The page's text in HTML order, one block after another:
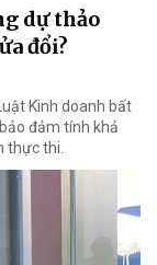
dự thảo
đổi?
Kinh doanh bất
đảm tính khả
thực thi.